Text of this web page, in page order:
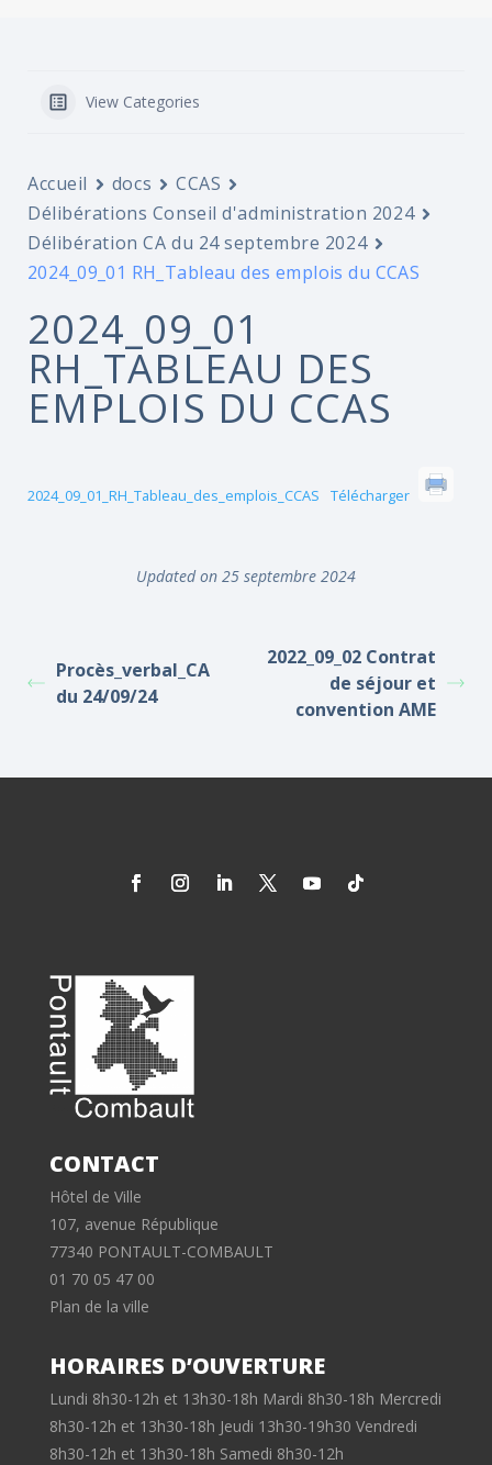
View Categories
Accueil docs
CCAS
Délibérations Conseil d'administration 2024
Délibération CA du 24 septembre 2024
2024_09_01 RH_Tableau des emplois du CCAS
2024_09_01
RH_TABLEAU DES
EMPLOIS DU CCAS
2024_09_01_RH_Tableau_des_emplois_CCAS Télécharger
Updated on 25 septembre 2024
Procès_verbal_CA
du 24/09/24
2022_09_02 Contrat
de séjour et
convention AME
CONTACT
Hôtel de Ville
107, avenue République
77340 PONTAULT-COMBAULT
01 70 05 47 00
Plan de la ville
HORAIRES D’OUVERTURE
Lundi 8h30-12h et 13h30-18h Mardi 8h30-18h Mercredi
8h30-12h et 13h30-18h Jeudi 13h30-19h30 Vendredi
8h30-12h et 13h30-18h Samedi 8h30-12h